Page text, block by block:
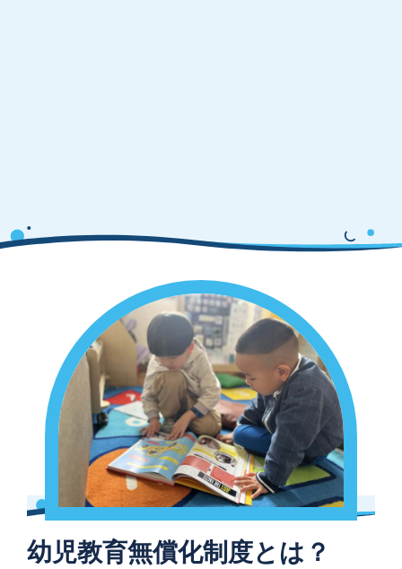
幼児教育無償化制度とは？